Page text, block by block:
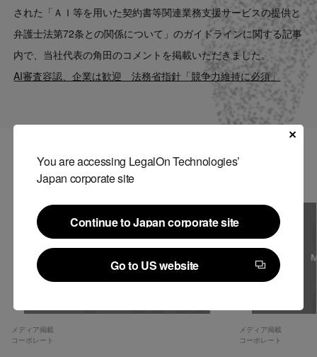
LegalOn Now
Contact
You are accessing LegalOn Technologies’
Japan corporate site
Continue to Japan corporate site
Continue to Japan corporate site
Go to US website
Go to US website
された「ＡＩ等を用いた契約書等関連業務支援サービスの提供と
弁護士法第72条との関係について」のガイドラインに関する記事
内で、当社代表の角田のコメントを掲載いただきました。
AI審査容認、企業は歓迎 法務省指針「競争力維持に必須」
関連記事
メディア掲載
コーポレート
メディア掲載
コーポレート